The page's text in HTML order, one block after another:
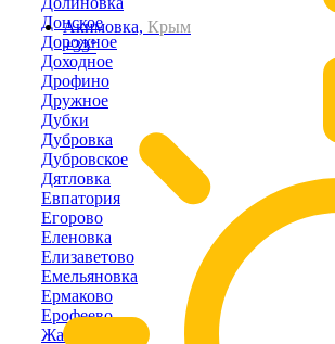
Акимовка, Крым
+33°
Донское
Дорожное
Доходное
Дрофино
Дружное
Дубки
Дубровка
Дубровское
Дятловка
Евпатория
Егорово
Еленовка
Елизаветово
Емельяновка
Ермаково
Ерофеево
Жаворонки